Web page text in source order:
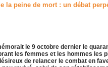
la peine de mort : un débat
le 9 octobre dernier le
les femmes et les hommes les
de relancer le combat en